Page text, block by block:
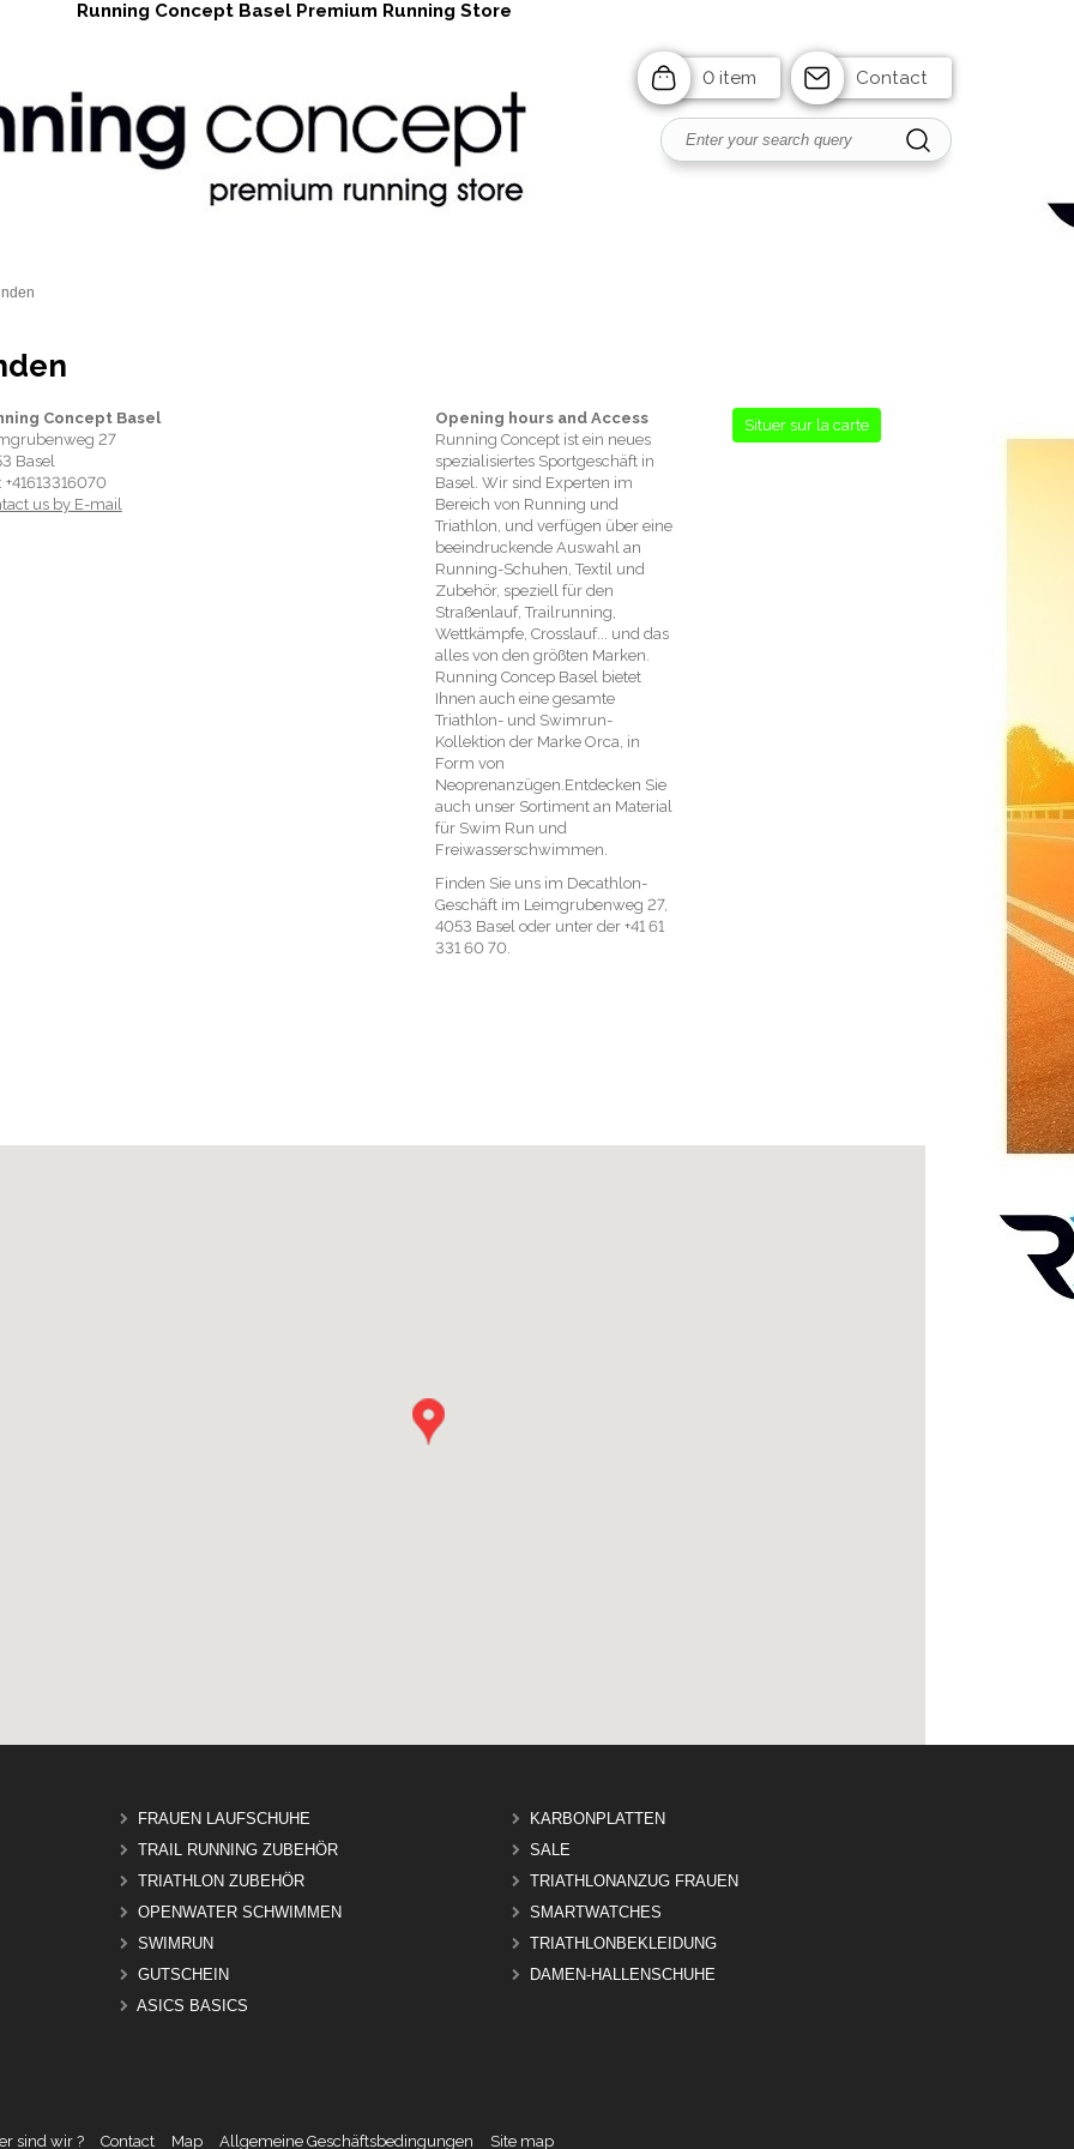
Running Concept Basel Premium Running Store
0 item Contact
Concept Basel
27
Basel
+41613316070
us by E-mail
Opening hours and Access
Running Concept ist ein neues
spezialisiertes Sportgeschäft in
Basel. Wir sind Experten im
Bereich von Running und
Triathlon, und verfügen über eine
beeindruckende Auswahl an
Running-Schuhen, Textil und
Zubehör, speziell für den
Straßenlauf, Trailrunning,
Wettkämpfe, Crosslauf... und das
alles von den größten Marken.
Running Concep Basel bietet
Ihnen auch eine gesamte
Triathlon- und Swimrun-
Kollektion der Marke Orca, in
Form von
Neoprenanzügen.Entdecken Sie
auch unser Sortiment an Material
für Swim Run und
Freiwasserschwimmen.
Finden Sie uns im Decathlon-
Geschäft im Leimgrubenweg 27,
4053 Basel oder unter der +41 61
331 60 70.
Situer sur la carte
FRAUEN LAUFSCHUHE
KARBONPLATTEN
TRAIL RUNNING ZUBEHÖR
SALE
TRIATHLON ZUBEHÖR
TRIATHLONANZUG FRAUEN
OPENWATER SCHWIMMEN
SMARTWATCHES
SWIMRUN
TRIATHLONBEKLEIDUNG
GUTSCHEIN
DAMEN-HALLENSCHUHE
ASICS BASICS
sind wir ? Contact Map Allgemeine Geschäftsbedingungen Site map